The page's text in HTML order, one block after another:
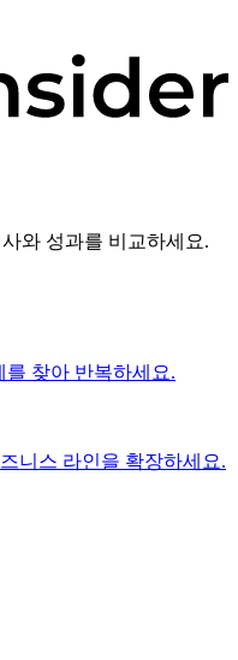
와 성과를 비교하세요.
찾아 반복하세요.
니스 라인을 확장하세요.